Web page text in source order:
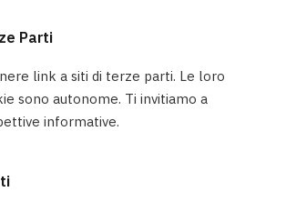
Parti
link a siti di terze parti. Le loro
sono autonome. Ti invitiamo a
informative.